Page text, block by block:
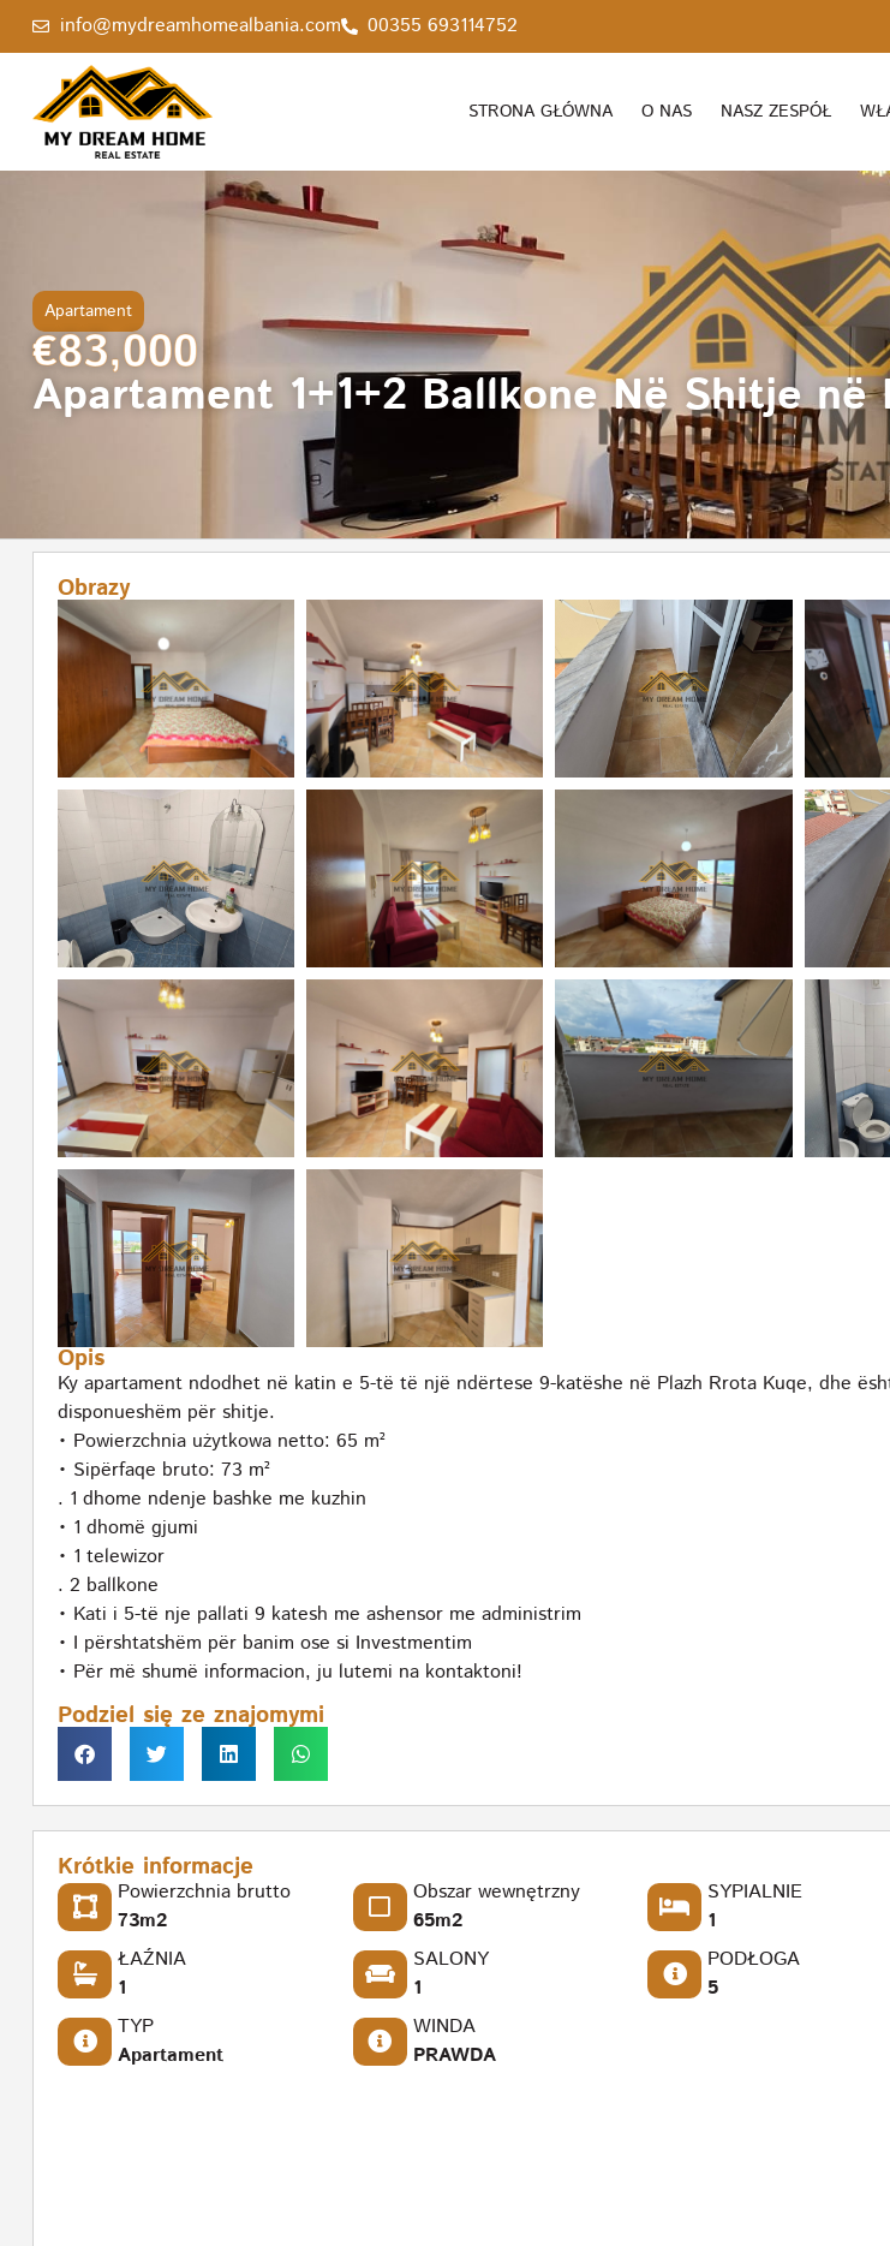
info@mydreamhomealbania.com 00355 693114752
STRONA GŁÓWNA O NAS NASZ ZESPÓŁ
Apartament
€83,000
Apartament 1+1+2 Ballkone Në Shitje në
Obrazy
Opis
Ky apartament ndodhet në katin e 5-të të një ndërtese 9-katëshe në Plazh Rrota Kuqe, dhe
disponueshëm për shitje.
• Powierzchnia użytkowa netto: 65 m²
• Sipërfaqe bruto: 73 m²
. 1 dhome ndenje bashke me kuzhin
• 1 dhomë gjumi
• 1 telewizor
. 2 ballkone
• Kati i 5-të nje pallati 9 katesh me ashensor me administrim
• I përshtatshëm për banim ose si Investmentim
• Për më shumë informacion, ju lutemi na kontaktoni!
Podziel się ze znajomymi
Krótkie informacje
Powierzchnia brutto
73m2
Obszar wewnętrzny
65m2
SYPIALNIE
1
ŁAŹNIA
1
SALONY
1
PODŁOGA
5
TYP
Apartament
WINDA
PRAWDA